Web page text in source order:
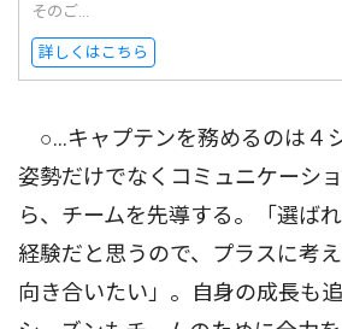
そのご...
詳しくはこちら
○…キャプテンを務めるのは４
姿勢だけでなくコミュニケーシ
ら、チームを先導する。「選ば
経験だと思うので、プラスに考
向き合いたい」。自身の成長も